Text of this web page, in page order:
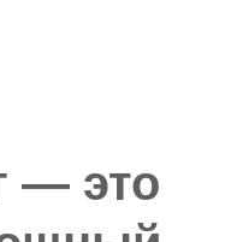
— это